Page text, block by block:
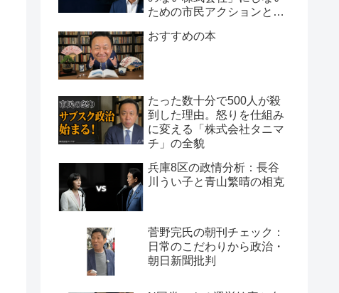
ための市民アクションと組
おすすめの本
たった数十分で500人が殺
到した理由。怒りを仕組み
に変える「株式会社タニマ
チ」の全貌
兵庫8区の政情分析：長谷
川うい子と青山繁晴の相克
菅野完氏の朝刊チェック：
日常のこだわりから政治・
朝日新聞批判